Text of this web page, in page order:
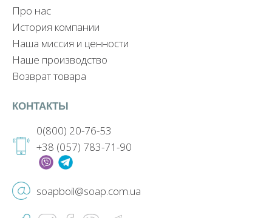
Про нас
История компании
Наша миссия и ценности
Наше производство
Возврат товара
КОНТАКТЫ
0(800) 20-76-53
+38 (057) 783-71-90
soapboil@soap.com.ua